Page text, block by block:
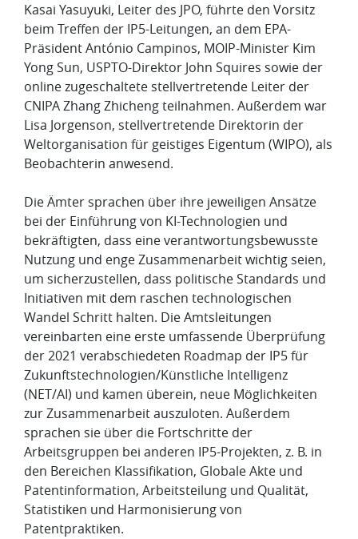
​Kasai Yasuyuki, Leiter des JPO, führte den Vorsitz
beim Treffen der IP5-Leitungen, an dem EPA-
Präsident António Campinos, MOIP-Minister Kim
Yong Sun, USPTO-Direktor John Squires sowie der
online zugeschaltete stellvertretende Leiter der
CNIPA Zhang Zhicheng teilnahmen. Außerdem war
Lisa Jorgenson, stellvertretende Direktorin der
Weltorganisation für geistiges Eigentum (WIPO), als
Beobachterin anwesend.
​Die Ämter sprachen über ihre jeweiligen Ansätze
bei der Einführung von KI-Technologien und
bekräftigten, dass eine verantwortungsbewusste
Nutzung und enge Zusammenarbeit wichtig seien,
um sicherzustellen, dass politische Standards und
Initiativen mit dem raschen technologischen
Wandel Schritt halten. Die Amtsleitungen
vereinbarten eine erste umfassende Überprüfung
der 2021 verabschiedeten Roadmap der IP5 für
Zukunftstechnologien/Künstliche Intelligenz
(NET/AI) und kamen überein, neue Möglichkeiten
zur Zusammenarbeit auszuloten. Außerdem
sprachen sie über die Fortschritte der
Arbeitsgruppen bei anderen IP5-Projekten, z. B. in
den Bereichen Klassifikation, Globale Akte und
Patentinformation, Arbeitsteilung und Qualität,
Statistiken und Harmonisierung von
Patentpraktiken.